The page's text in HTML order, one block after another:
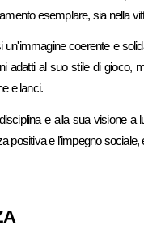
esemplare, sia nella
coerente e
adatti al suo stile di
e lanci.
e alla sua visione
positiva e l'impegno